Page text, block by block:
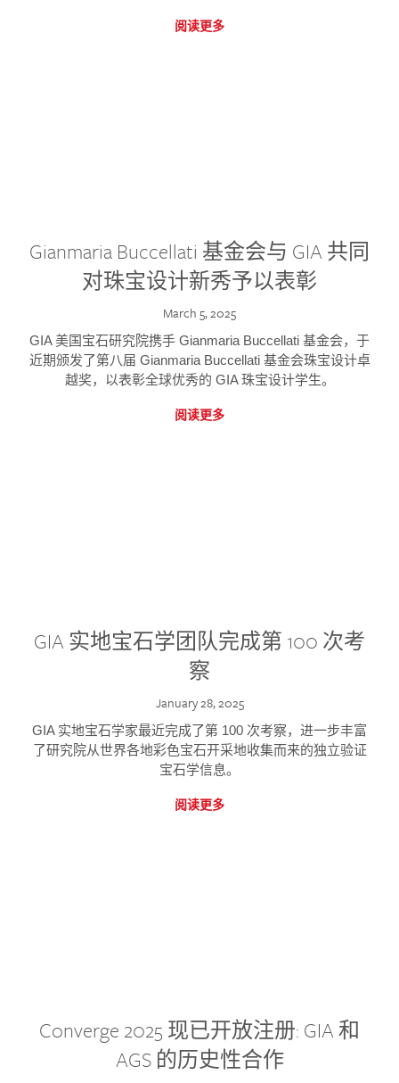
阅读更多
Gianmaria Buccellati 基金会与 GIA 共同
对珠宝设计新秀予以表彰
March 5, 2025
GIA 美国宝石研究院携手 Gianmaria Buccellati 基金会，于
近期颁发了第八届 Gianmaria Buccellati 基金会珠宝设计卓
越奖，以表彰全球优秀的 GIA 珠宝设计学生。
阅读更多
GIA 实地宝石学团队完成第 100 次考
察
January 28, 2025
GIA 实地宝石学家最近完成了第 100 次考察，进一步丰富
了研究院从世界各地彩色宝石开采地收集而来的独立验证
宝石学信息。
阅读更多
Converge 2025 现已开放注册: GIA 和
AGS 的历史性合作